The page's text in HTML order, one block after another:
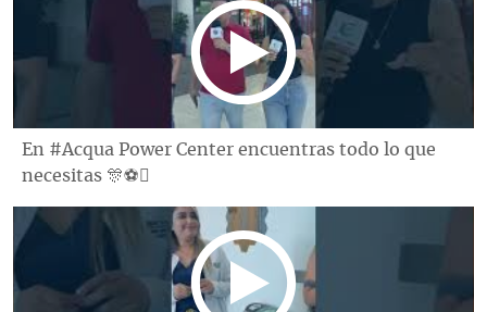
En #Acqua Power Center encuentras todo lo que
necesitas 🎊⚽️